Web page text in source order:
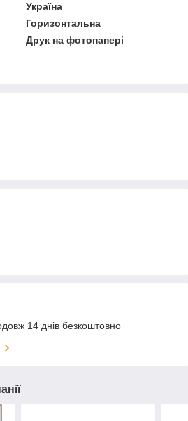
Україна
Горизонтальна
Друк на фотопапері
14 днів безкоштовно